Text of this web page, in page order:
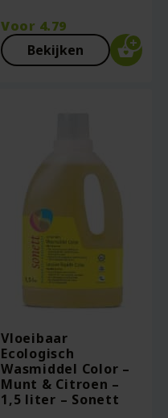
Voor 4.79
Bekijken
Vloeibaar
Ecologisch
Wasmiddel Color –
Munt & Citroen –
1,5 liter – Sonett